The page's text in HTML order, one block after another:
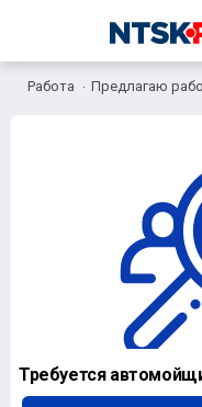
+7
Работа Предлагаю
Требуется